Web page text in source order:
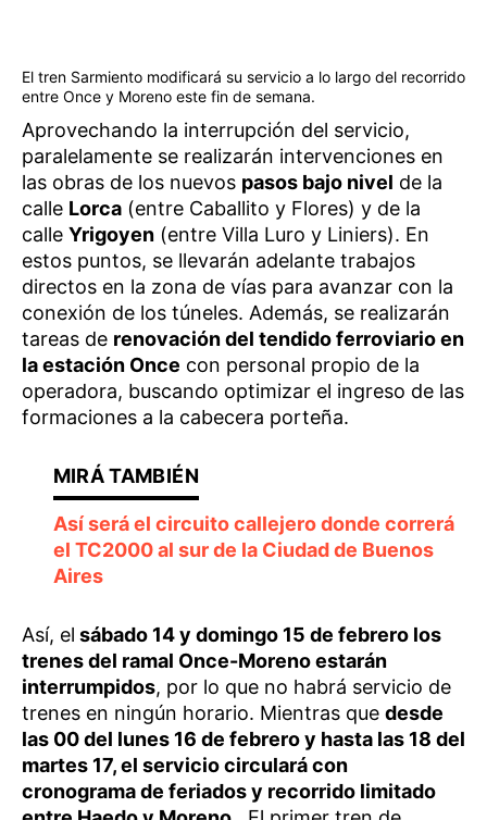
El tren Sarmiento modificará su servicio a lo largo del recorrido
entre Once y Moreno este fin de semana.
Aprovechando la interrupción del servicio,
paralelamente se realizarán intervenciones en
las obras de los nuevos pasos bajo nivel de la
calle Lorca (entre Caballito y Flores) y de la
calle Yrigoyen (entre Villa Luro y Liniers). En
estos puntos, se llevarán adelante trabajos
directos en la zona de vías para avanzar con la
conexión de los túneles. Además, se realizarán
tareas de renovación del tendido ferroviario en
la estación Once con personal propio de la
operadora, buscando optimizar el ingreso de las
formaciones a la cabecera porteña.
Así será el circuito callejero donde correrá
el TC2000 al sur de la Ciudad de Buenos
Aires
Así, el sábado 14 y domingo 15 de febrero los
trenes del ramal Once-Moreno estarán
interrumpidos, por lo que no habrá servicio de
trenes en ningún horario. Mientras que desde
las 00 del lunes 16 de febrero y hasta las 18 del
martes 17, el servicio circulará con
cronograma de feriados y recorrido limitado